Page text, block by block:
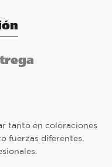
tanto en coloraciones
fuerzas diferentes,